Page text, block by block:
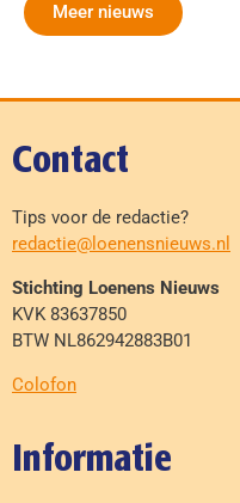
Meer nieuws
Contact
Tips voor de redactie?
redactie@loenensnieuws.nl
Stichting Loenens Nieuws
KVK 83637850
BTW NL862942883B01
Colofon
Informatie